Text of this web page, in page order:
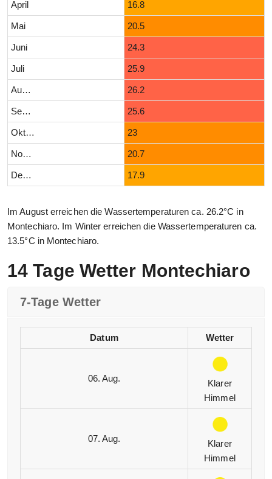
April 16.8
Mai 20.5
Juni 24.3
Juli 25.9
August 26.2
September 25.6
Oktober 23
November 20.7
Dezember 17.9
Im August erreichen die Wassertemperaturen ca. 26.2°C in
Montechiaro. Im Winter erreichen die Wassertemperaturen ca.
13.5°C in Montechiaro.
14 Tage Wetter Montechiaro
7-Tage Wetter
Datum Wetter
06. Aug.
Klarer
Himmel
07. Aug.
Klarer
Himmel